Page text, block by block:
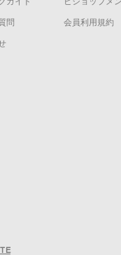
問 会員利用規約